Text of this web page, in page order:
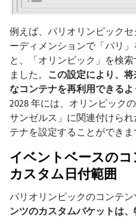
例えば、パリオリンピック
ーディメンションで「パリ
と、「オリンピック」を検
ました。 この設定により、
なコンテナを再利用できる
2028 年には、オリンピック
サンゼルス」に関連付けら
テナを設定することができま
イベントベースの
カスタム日付範囲
パリオリンピックのコンテン
ンツのカスタムバケットは